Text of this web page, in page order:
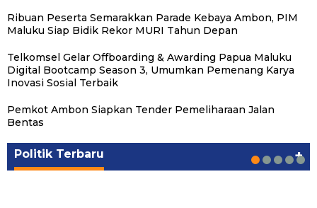
Ribuan Peserta Semarakkan Parade Kebaya Ambon, PIM
Maluku Siap Bidik Rekor MURI Tahun Depan
Telkomsel Gelar Offboarding & Awarding Papua Maluku
Digital Bootcamp Season 3, Umumkan Pemenang Karya
Inovasi Sosial Terbaik
Pemkot Ambon Siapkan Tender Pemeliharaan Jalan
Bentas
Politik Terbaru +
Michael Wattimena : Blok Masela Mulai
Politik | Juni 24, 2026
Putra Maluku Pimpin Penegakan Hukum ESDM,
Politik | Juni 24, 2026
Milad ke-24 PKS Maluku, Ratusan Warga
Politik | Mei 17, 2026
PKS Targetkan Peningkatan Kursi Legislatif
Politik | Agustus 24, 2025
Gubernur Maluku Harap PKS Terus
Politik | Agustus 24, 2025